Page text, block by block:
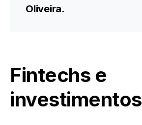
Oliveira.
Fintechs e
investimentos